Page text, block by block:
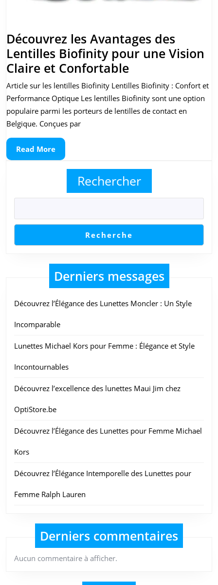
Découvrez les Avantages des
Lentilles Biofinity pour une Vision
Claire et ConfortableDécouvrez
les
Avantages
des
une
Vision
Claire
Confortable
Article sur les lentilles Biofinity Lentilles Biofinity : Confort et
Performance Optique Les lentilles Biofinity sont une option
populaire parmi les porteurs de lentilles de contact en
Belgique. Conçues par
Read MoreRead
More
Rechercher
Recherche
Derniers messages
Découvrez l’Élégance des Lunettes Moncler : Un Style
Incomparable
Lunettes Michael Kors pour Femme : Élégance et Style
Incontournables
Découvrez l’excellence des lunettes Maui Jim chez
OptiStore.be
Découvrez l’Élégance des Lunettes pour Femme Michael
Kors
Découvrez l’Élégance Intemporelle des Lunettes pour
Femme Ralph Lauren
Derniers commentaires
Aucun commentaire à afficher.